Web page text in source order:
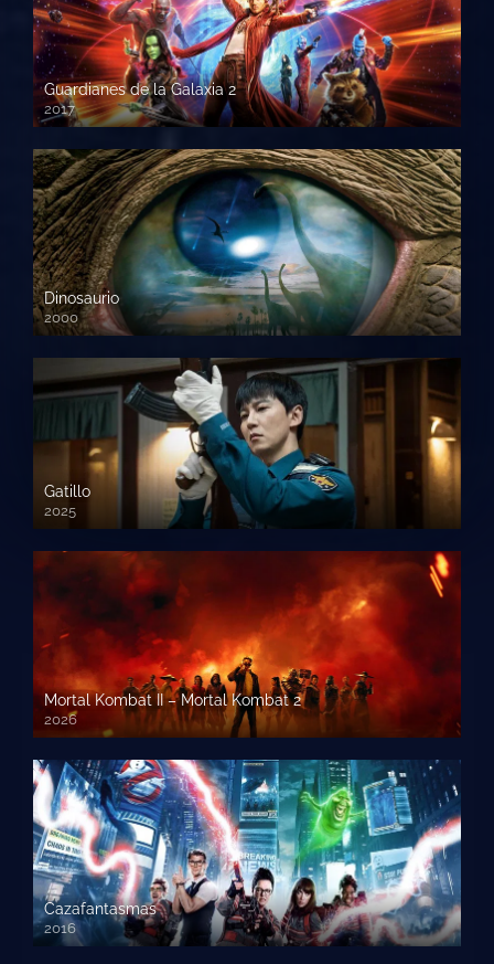
Guardianes de la Galaxia 2
2017
720p HD
Dinosaurio
2000
720 HD
Gatillo
2025
Mortal Kombat II – Mortal Kombat 2
2026
1080p HD
Cazafantasmas
2016
720p HD